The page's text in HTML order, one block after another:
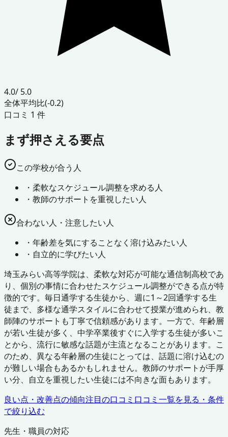
4.0/ 5.0
全体平均比(-0.2)
口コミ 1 件
まず押さえる要点
この学校が合う人
・ 柔軟なスケジュール調整を求める人
・ 教師のサポートを重視したい人
合わない人・注意したい人
・ 年齢差を気にすることなく溶け込みたい人
・ 自立的に学びたい人
埼玉みらい高等学院は、柔軟な対応が可能な通信制高校であ
り、個別の事情に合わせたスケジュール調整ができる点が特
徴的です。毎日通学する生徒から、週に1～2回通学する生
徒まで、多様な通学スタイルに合わせて授業が進められ、教
師陣のサポートも丁寧で信頼感があります。一方で、年齢層
が若い生徒が多く、中学卒業後すぐに入学する生徒が多いこ
とから、流行に敏感な話題が主流となることがあります。こ
のため、異なる年齢層の生徒にとっては、話題に溶け込むの
が難しい場合もあるかもしれません。教師のサポートが手厚
い分、自立を重視したい生徒には不向きな面もあります。
良い点・改善点の傾向注目の口コミ 口コミ一覧を見る・条件
で絞り込む
先生・職員の対応